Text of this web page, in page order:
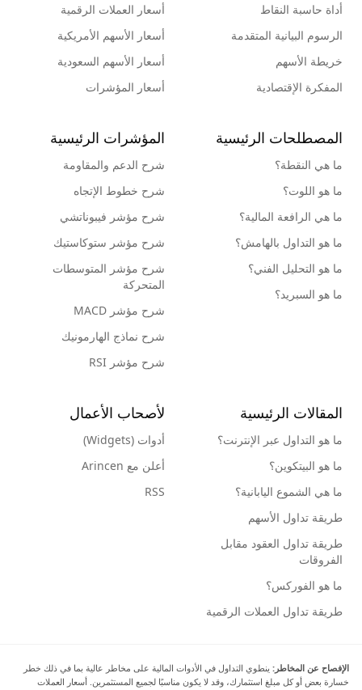
أداة حاسبة النقاط
الرسوم البيانية المتقدمة
خريطة الأسهم
المفكرة الإقتصادية
أسعار العملات الرقمية
أسعار الأسهم الأمريكية
أسعار الأسهم السعودية
أسعار المؤشرات
المصطلحات الرئيسية
ما هي النقطة؟
ما هو اللوت؟
ما هي الرافعة المالية؟
ما هو التداول بالهامش؟
ما هو التحليل الفني؟
ما هو السبريد؟
المؤشرات الرئيسية
شرح الدعم والمقاومة
شرح خطوط الإتجاه
شرح مؤشر فيبوناتشي
شرح مؤشر ستوكاستيك
شرح مؤشر المتوسطات
المتحركة
شرح مؤشر MACD
شرح نماذج الهارمونيك
شرح مؤشر RSI
المقالات الرئيسية
ما هو التداول عبر الإنترنت؟
ما هو البيتكوين؟
ما هي الشموع اليابانية؟
طريقة تداول الأسهم
طريقة تداول العقود مقابل
الفروقات
ما هو الفوركس؟
طريقة تداول العملات الرقمية
لأصحاب الأعمال
أدوات (Widgets)
أعلن مع Arincen
RSS
الإفصاح عن المخاطر: ينطوي التداول في الأدوات المالية على مخاطر عالية بما في ذلك خطر
خسارة بعض أو كل مبلغ استثمارك، وقد لا يكون مناسبًا لجميع المستثمرين. أسعار العملات